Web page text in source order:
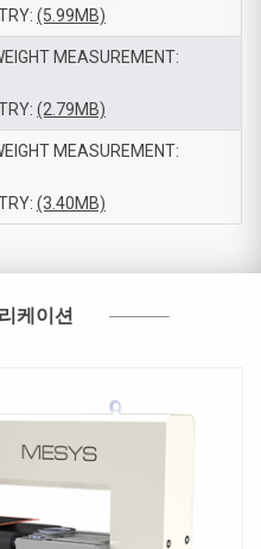
(5.99MB)
MEASUREMENT:
(2.79MB)
MEASUREMENT:
(3.40MB)
케이션